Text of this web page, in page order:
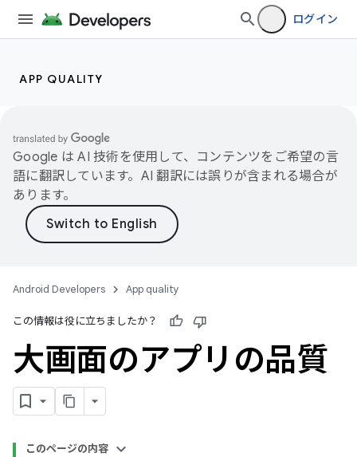
ログイン
APP QUALITY
Google は AI 技術を使用して、コンテンツをご希望の言
語に翻訳しています。AI 翻訳には誤りが含まれる場合が
あります。
Android Developers App quality
この情報は役に立ちましたか？
大画面のアプリの品質
このページの内容